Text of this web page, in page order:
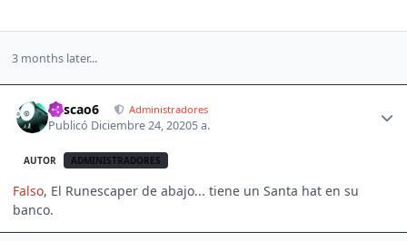
3 months later...
Pescao6 Administradores
Publicó Diciembre 24, 20205 a.
AUTOR ADMINISTRADORES
Falso, El Runescaper de abajo... tiene un Santa hat en su
banco.